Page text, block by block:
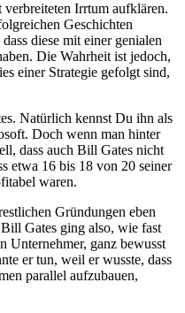
Irrtum aufklären.
Geschichten
diese mit einer genialen
Die Wahrheit ist jedoch,
einer Strategie gefolgt sind,
Natürlich kennst Du ihn als
Doch wenn man hinter
dass auch Bill Gates nicht
etwa 16 bis 18 von 20 seiner
waren.
Gründungen eben
Gates ging also, wie fast
Unternehmer, ganz bewusst
er tun, weil er wusste, dass
parallel aufzubauen,